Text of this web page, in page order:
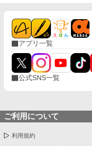
アプリ一覧
公式SNS一覧
ご利用について
利用規約